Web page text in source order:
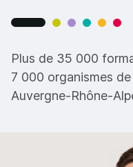
Plus de 35 000
7 000 organismes
Auvergne-Rhône-